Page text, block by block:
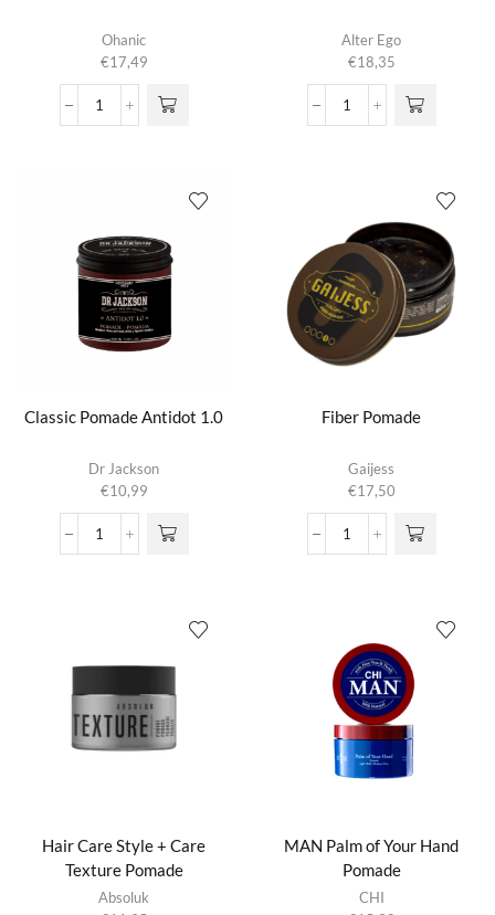
Ohanic
€17,49
Classic
Alter Ego
€18,35
Classic
Classic Pomade Antidot 1.0
Dr Jackson
€10,99
Classic
Fiber Pomade
Gaijess
€17,50
Fiber
Hair Care Style + Care
Texture Pomade
Absoluk
MAN Palm of Your Hand
Pomade
CHI